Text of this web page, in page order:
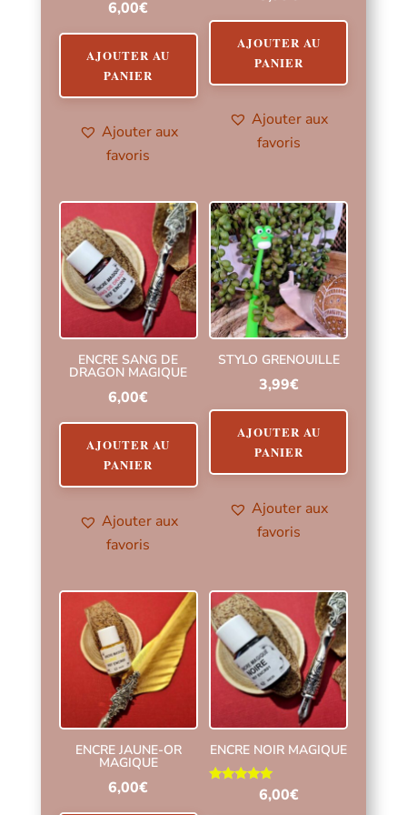
6,00€
AJOUTER AU
PANIER
Ajouter aux
favoris
AJOUTER AU
PANIER
Ajouter aux
favoris
ENCRE SANG DE
DRAGON MAGIQUE
6,00€
AJOUTER AU
PANIER
Ajouter aux
favoris
STYLO GRENOUILLE
3,99€
AJOUTER AU
PANIER
Ajouter aux
favoris
ENCRE JAUNE-OR
MAGIQUE
6,00€
ENCRE NOIR MAGIQUE
6,00€